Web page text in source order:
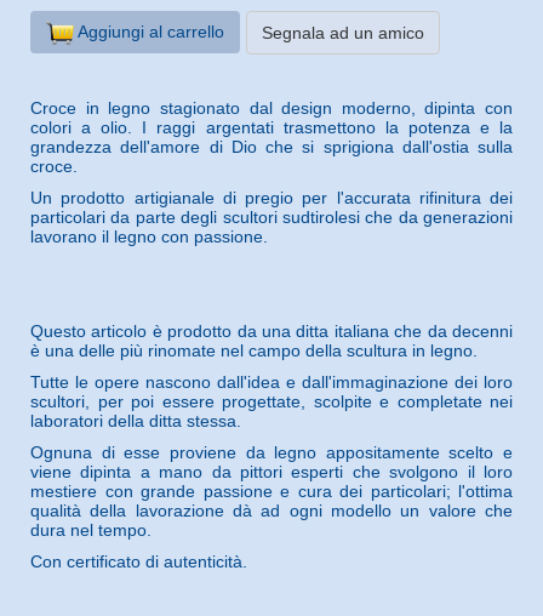
Aggiungi al carrello Segnala ad un amico
Croce in legno stagionato dal design moderno, dipinta con
colori a olio. I raggi argentati trasmettono la potenza e la
grandezza dell'amore di Dio che si sprigiona dall'ostia sulla
croce.
Un prodotto artigianale di pregio per l'accurata rifinitura dei
particolari da parte degli scultori sudtirolesi che da generazioni
lavorano il legno con passione.
Questo articolo è prodotto da una ditta italiana che da decenni
è una delle più rinomate nel campo della scultura in legno.
Tutte le opere nascono dall'idea e dall'immaginazione dei loro
scultori, per poi essere progettate, scolpite e completate nei
laboratori della ditta stessa.
Ognuna di esse proviene da legno appositamente scelto e
viene dipinta a mano da pittori esperti che svolgono il loro
mestiere con grande passione e cura dei particolari; l'ottima
qualità della lavorazione dà ad ogni modello un valore che
dura nel tempo.
Con certificato di autenticità.